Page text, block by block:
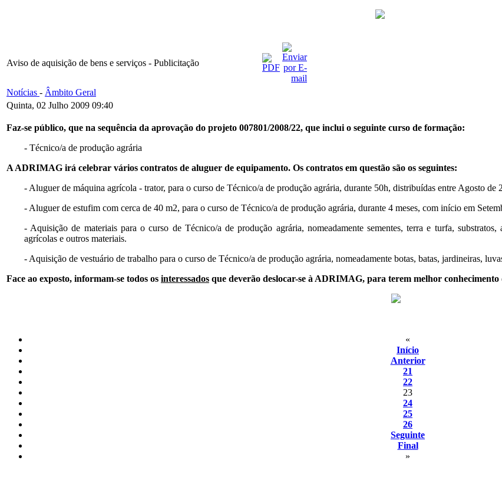
Aviso de aquisição de bens e serviços - Publicitação
Notícias - Âmbito Geral
Quinta, 02 Julho 2009 09:40
Faz-se público, que na sequência da aprovação do projeto 007801/2008/22, que inclui o seguinte curso de formação:
- Técnico/a de produção agrária
A ADRIMAG irá celebrar vários contratos de aluguer de equipamento. Os contratos em questão são os seguintes:
- Aluguer de máquina agrícola - trator, para o curso de Técnico/a de produção agrária, durante 50h, distribuídas entre Agosto de
- Aluguer de estufim com cerca de 40 m2, para o curso de Técnico/a de produção agrária, durante 4 meses, com início em
- Aquisição de materiais para o curso de Técnico/a de produção agrária, nomeadamente sementes, terra e turfa,
agrícolas e outros materiais.
- Aquisição de vestuário de trabalho para o curso de Técnico/a de produção agrária, nomeadamente botas, batas, jardineiras,
Face ao exposto, informam-se todos os interessados que deverão deslocar-se à ADRIMAG, para terem melhor
«
Início
Anterior
21
22
23
24
25
26
Seguinte
Final
»